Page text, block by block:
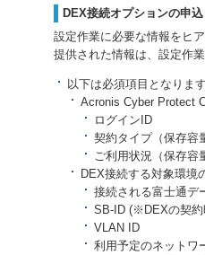
DEX接続オプションの申込
設定作業に必要な情報をヒ
提供された情報は、設定作
以下は必須項目となりま
Acronis Cyber Protect
ログインID
契約タイプ（保存容
ご利用状況（保存容
DEX接続する対象環境
接続される富士通デ
SB-ID (※DEXの契約
VLAN ID
利用予定のネットワ